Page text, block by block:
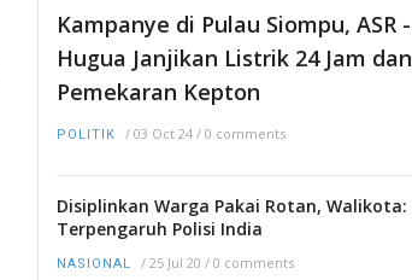
Kampanye di Pulau Siompu, ASR -
Hugua Janjikan Listrik 24 Jam dan
Pemekaran Kepton
POLITIK / 03 Oct 24 / 0 comments
Disiplinkan Warga Pakai Rotan, Walikota:
Terpengaruh Polisi India
NASIONAL / 25 Jul 20 / 0 comments